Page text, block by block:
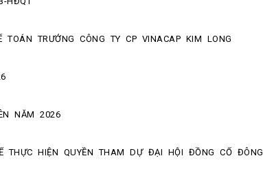
TRƯỞNG CÔNG TY CP VINACAP KIM LONG
NĂM 2026
HIỆN QUYỀN THAM DỰ ĐẠI HỘI ĐỒNG CỔ ĐÔNG